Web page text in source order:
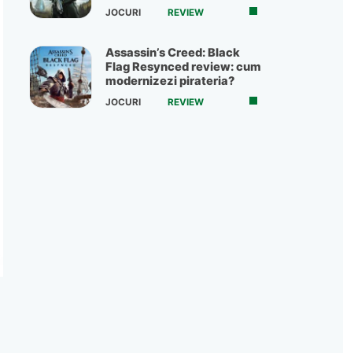
JOCURI REVIEW
Assassin’s Creed: Black
Flag Resynced review: cum
modernizezi pirateria?
JOCURI REVIEW